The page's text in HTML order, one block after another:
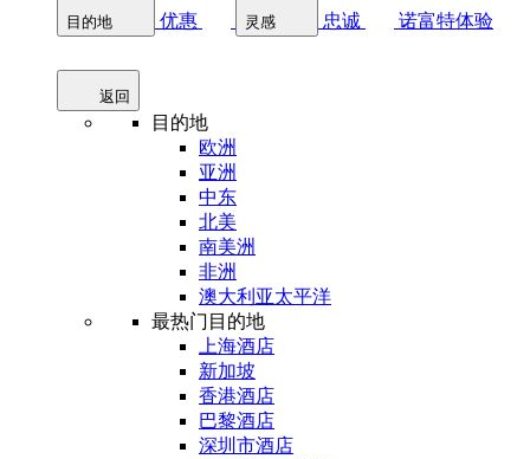
目的地 优惠 灵感 忠诚 诺富特体验
返回
目的地
欧洲
亚洲
中东
北美
南美洲
非洲
澳大利亚太平洋
最热门目的地
上海酒店
新加坡
香港酒店
巴黎酒店
深圳市酒店